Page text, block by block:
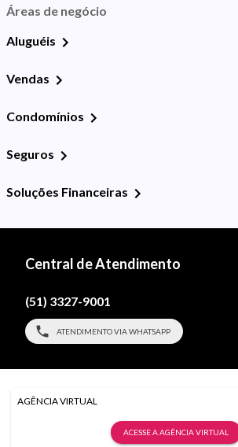
Áreas de negócio
Aluguéis
Vendas
Condomínios
Seguros
Soluções Financeiras
Central de Atendimento
(51) 3327-9001
ATENDIMENTO VIA WHATSAPP
AGÊNCIA VIRTUAL
ACESSE A AGÊNCIA VIRTUAL